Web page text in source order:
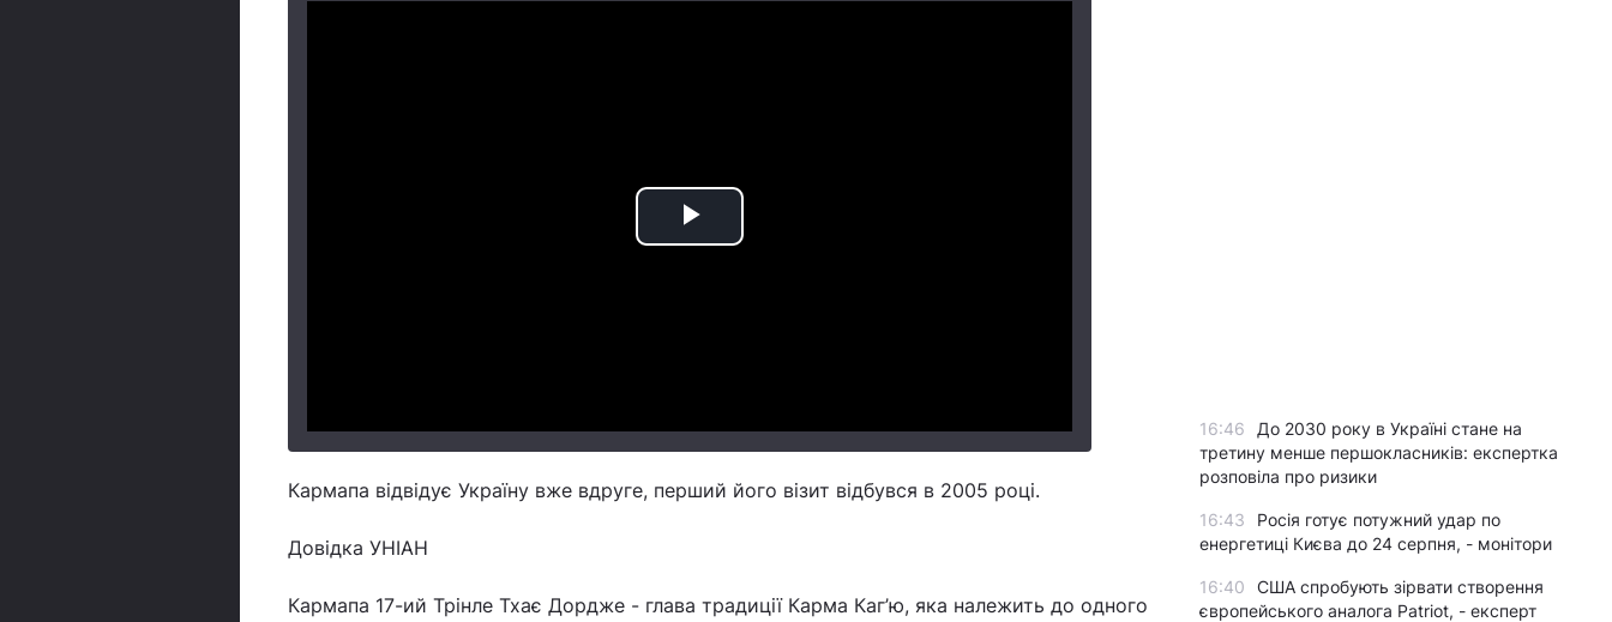
Play
Кармапа відвідує Україну вже вдруге, перший його візит відбувся в 2005 році.
Довідка УНІАН
Кармапа 17-ий Трінле Тхає Дордже - глава традиції Карма Каг’ю, яка належить до одного
16:46
До 2030 року в Україні стане на
третину менше першокласників: експертка
розповіла про ризики
16:43
Росія готує потужний удар по
енергетиці Києва до 24 серпня, - монітори
16:40
США спробують зірвати створення
європейського аналога Patriot, - експерт